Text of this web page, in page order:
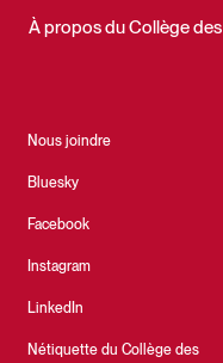
Nous joindre
Bluesky
Facebook
Instagram
LinkedIn
Nétiquette du Collège des
À propos du Collège